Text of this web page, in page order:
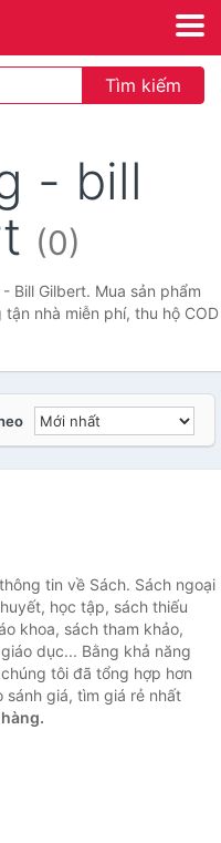
Tìm kiếm
- bill
(0)
Bill Gilbert. Mua sản phẩm
nhà miễn phí, thu hộ COD
tin về Sách. Sách ngoại
học tập, sách thiếu
khoa, sách tham khảo,
dục... Bằng khả năng
tôi đã tổng hợp hơn
giá, tìm giá rẻ nhất